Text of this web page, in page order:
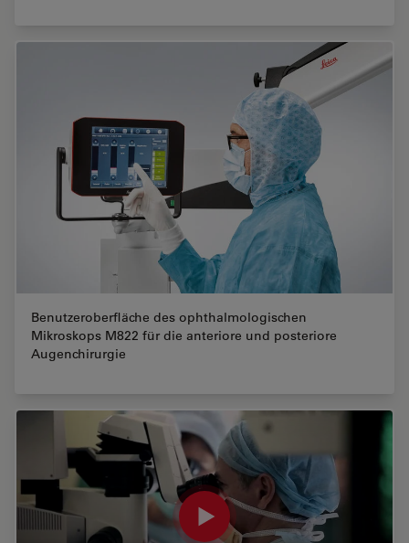
Benutzeroberfläche des ophthalmologischen
Mikroskops M822 für die anteriore und posteriore
Augenchirurgie